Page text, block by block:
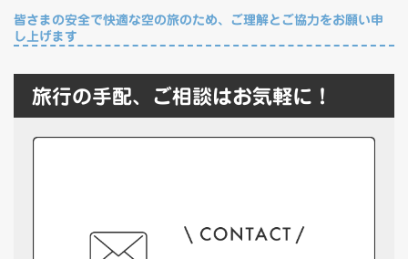
皆さまの安全で快適な空の旅のため、ご理解とご協力をお願い申
し上げます
旅行の手配、ご相談はお気軽に！